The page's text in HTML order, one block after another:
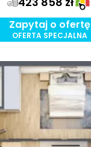
Zapytaj o ofertę
OFERTA SPECJALNA